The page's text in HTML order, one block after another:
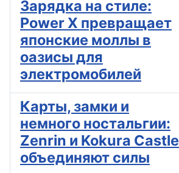
Зарядка на стиле:
Power X превращает
японские моллы в
оазисы для
электромобилей
Карты, замки и
немного ностальгии:
Zenrin и Kokura Castle
объединяют силы